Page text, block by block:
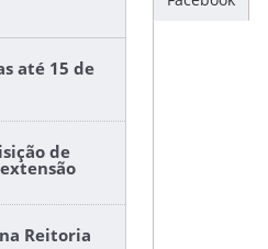
até 15 de
de
Reitoria